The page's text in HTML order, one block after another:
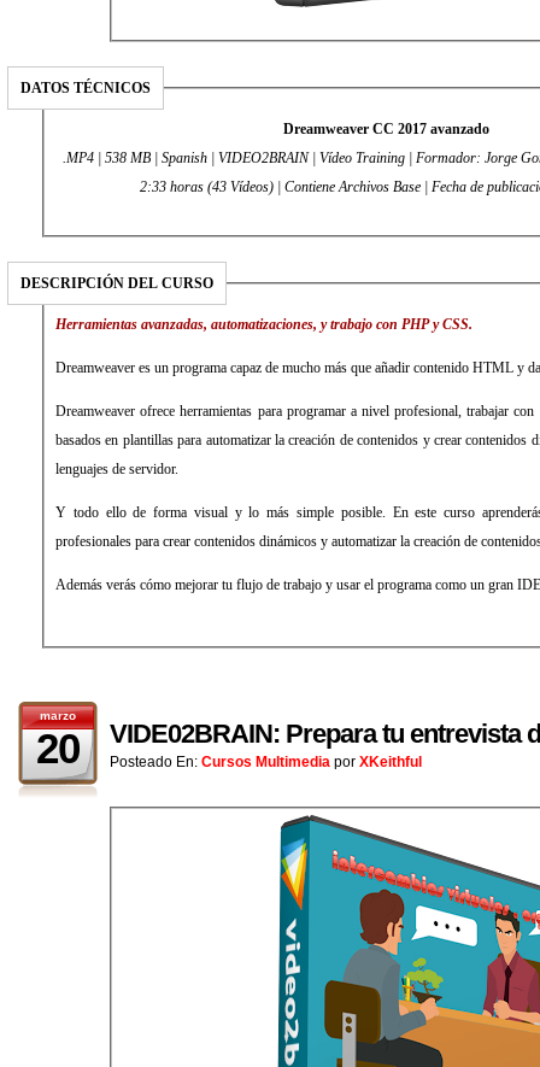
DATOS TÉCNICOS
Dreamweaver CC 2017 avanzado
.MP4 | 538 MB | Spanish | VIDEO2BRAIN | Vídeo Training | Formador: Jorge
2:33 horas (43 Vídeos) | Contiene Archivos Base | Fecha de
DESCRIPCIÓN DEL CURSO
Herramientas avanzadas, automatizaciones, y trabajo con PHP y CSS.
Dreamweaver es un programa capaz de mucho más que añadir contenido HTML y
Dreamweaver ofrece herramientas para programar a nivel profesional, trabajar
basados en plantillas para automatizar la creación de contenidos y crear contenidos
lenguajes de servidor.
Y todo ello de forma visual y lo más simple posible. En este curso
profesionales para crear contenidos dinámicos y automatizar la creación de
Además verás cómo mejorar tu flujo de trabajo y usar el programa como un gran
marzo
20 VIDE02BRAIN: Prepara tu entrevista
Posteado En: Cursos Multimedia por XKeithful